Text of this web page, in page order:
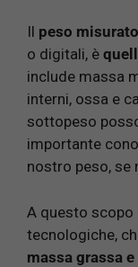
Il peso
o digitali, è
include massa
interni, ossa e
sottopeso
importante
nostro peso, se
A questo
tecnologiche,
massa grassa e